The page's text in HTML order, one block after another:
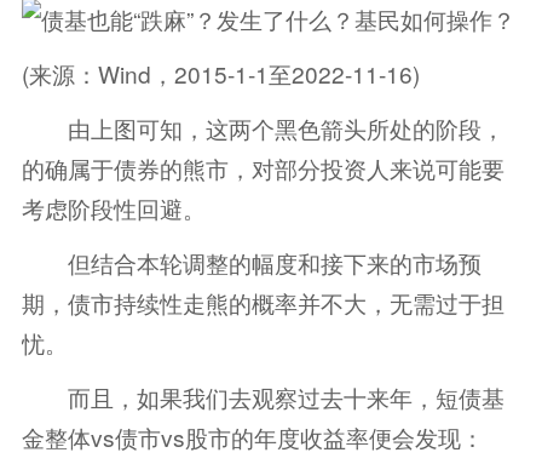
(来源：Wind，2015-1-1至2022-11-16)
由上图可知，这两个黑色箭头所处的阶段，
的确属于债券的熊市，对部分投资人来说可能要
考虑阶段性回避。
但结合本轮调整的幅度和接下来的市场预
期，债市持续性走熊的概率并不大，无需过于担
忧。
而且，如果我们去观察过去十来年，短债基
金整体vs债市vs股市的年度收益率便会发现：